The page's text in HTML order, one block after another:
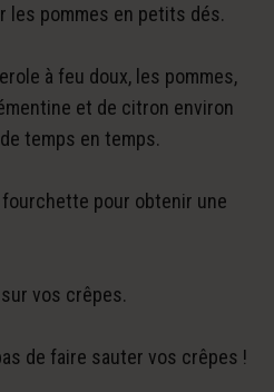
les pommes en petits dés.
à feu doux, les pommes,
et de citron environ
temps en temps.
fourchette pour obtenir une
vos crêpes.
de faire sauter vos crêpes !